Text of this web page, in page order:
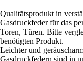
Qualitätsprodukt in
Gasdruckfeder für das
Toren, Türen. Bitte
benötigten Produkt.
Leichter und
Gasdruckfedern sind in